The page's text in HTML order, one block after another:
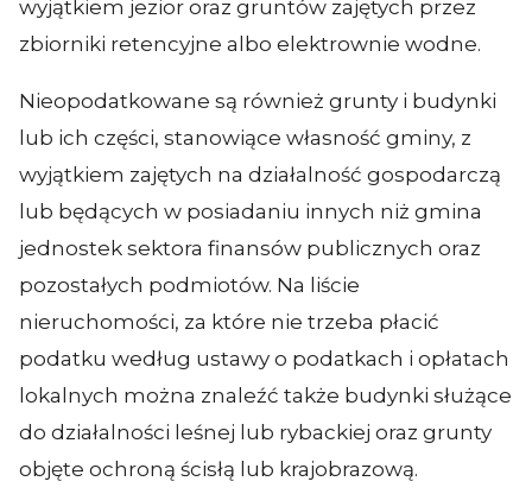
wyjątkiem jezior oraz gruntów zajętych przez
zbiorniki retencyjne albo elektrownie wodne.
Nieopodatkowane są również grunty i budynki
lub ich części, stanowiące własność gminy, z
wyjątkiem zajętych na działalność gospodarczą
lub będących w posiadaniu innych niż gmina
jednostek sektora finansów publicznych oraz
pozostałych podmiotów. Na liście
nieruchomości, za które nie trzeba płacić
podatku według ustawy o podatkach i opłatach
lokalnych można znaleźć także budynki służące
do działalności leśnej lub rybackiej oraz grunty
objęte ochroną ścisłą lub krajobrazową.